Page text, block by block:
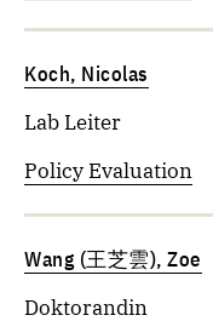
Koch, Nicolas
Lab Leiter
Policy Evaluation
Wang (王芝雲), Zoe
Doktorandin